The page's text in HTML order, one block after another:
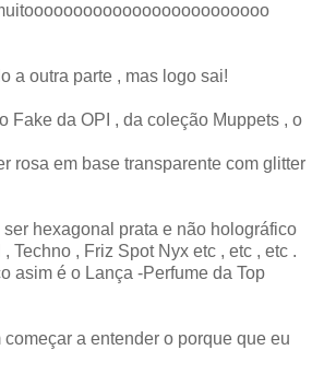
a outra parte , mas logo sai!
Fake da OPI , da coleção Muppets , o
rosa em base transparente com glitter
ser hexagonal prata e não holográfico
Techno , Friz Spot Nyx etc , etc , etc .
asim é o Lança -Perfume da Top
a entender o porque que eu